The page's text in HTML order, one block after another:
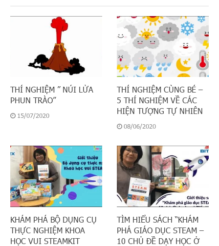
THÍ NGHIỆM ” NÚI LỬA
PHUN TRÀO”
15/07/2020
THÍ NGHIỆM CÙNG BÉ –
5 THÍ NGHIỆM VỀ CÁC
HIỆN TƯỢNG TỰ NHIÊN
08/06/2020
KHÁM PHÁ BỘ DỤNG CỤ
THỰC NGHIỆM KHOA
HỌC VUI STEAMKIT
TÌM HIỂU SÁCH “KHÁM
PHÁ GIÁO DỤC STEAM –
10 CHỦ ĐỀ DẠY HỌC Ở